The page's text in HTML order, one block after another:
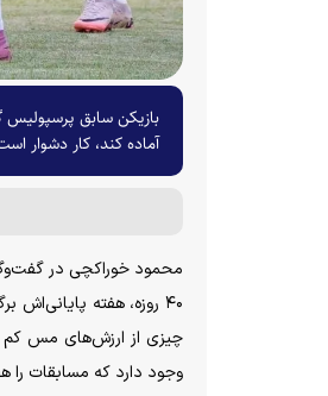
بازیکن سابق پرسپولیس
آماده کند، کار دشوار
محمود خوراکچی در
۴۰ روزه، هفته
وجود دارد که مسابقات